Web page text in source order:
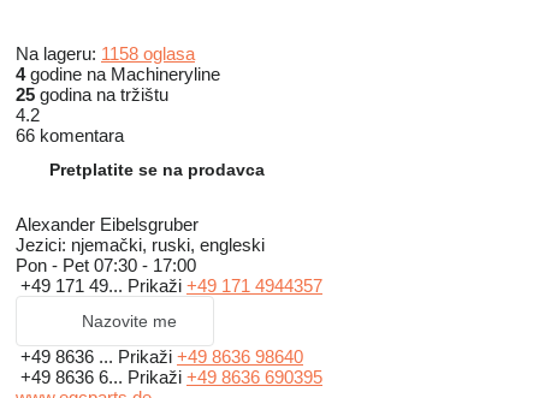
Na lageru: 1158 oglasa
4godine na Machineryline
25 godina na tržištu
4.2
66 komentara
Pretplatite se na prodavca
Alexander Eibelsgruber
Jezici: njemački, ruski, engleski
Pon - Pet 07:30 - 17:00
+49 171 49... Prikaži +49 171 4944357
Nazovite me
+49 8636 ... Prikaži +49 8636 98640
+49 8636 6... Prikaži +49 8636 690395